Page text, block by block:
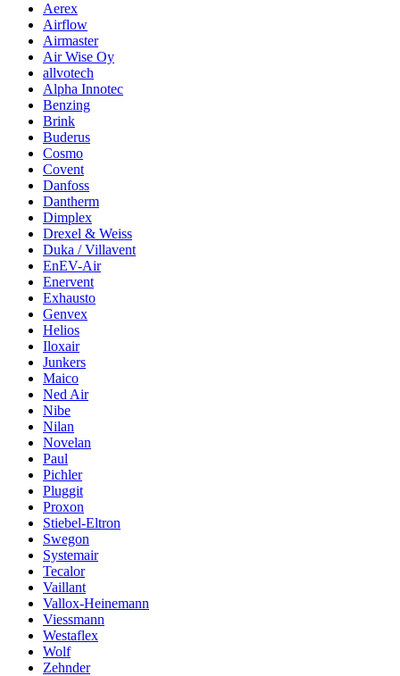
Aerex
Airflow
Airmaster
Air Wise Oy
allvotech
Alpha Innotec
Benzing
Brink
Buderus
Cosmo
Covent
Danfoss
Dantherm
Dimplex
Drexel & Weiss
Duka / Villavent
EnEV-Air
Enervent
Exhausto
Genvex
Helios
Iloxair
Junkers
Maico
Ned Air
Nibe
Nilan
Novelan
Paul
Pichler
Pluggit
Proxon
Stiebel-Eltron
Swegon
Systemair
Tecalor
Vaillant
Vallox-Heinemann
Viessmann
Westaflex
Wolf
Zehnder